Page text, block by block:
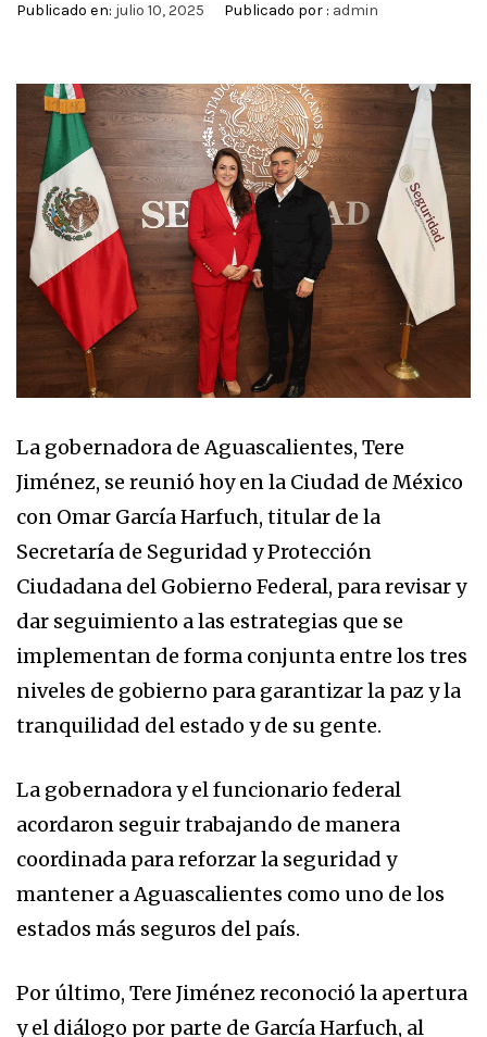
Publicado en: julio 10, 2025 Publicado por : admin
La gobernadora de Aguascalientes, Tere
Jiménez, se reunió hoy en la Ciudad de México
con Omar García Harfuch, titular de la
Secretaría de Seguridad y Protección
Ciudadana del Gobierno Federal, para revisar y
dar seguimiento a las estrategias que se
implementan de forma conjunta entre los tres
niveles de gobierno para garantizar la paz y la
tranquilidad del estado y de su gente.
La gobernadora y el funcionario federal
acordaron seguir trabajando de manera
coordinada para reforzar la seguridad y
mantener a Aguascalientes como uno de los
estados más seguros del país.
Por último, Tere Jiménez reconoció la apertura
y el diálogo por parte de García Harfuch, al